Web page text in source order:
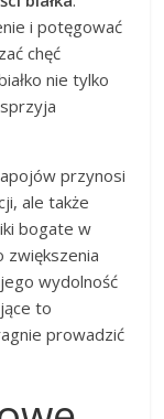
i potęgować
chęć
nie tylko
przynosi
ale także
bogate w
zwiększenia
wydolność
to
prowadzić